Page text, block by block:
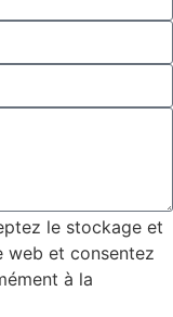
le stockage et
web et consentez
à la